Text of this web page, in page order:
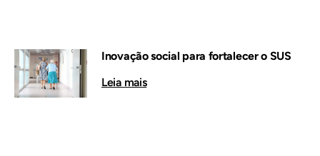
Inovação social para fortalecer o SUS
Leia mais